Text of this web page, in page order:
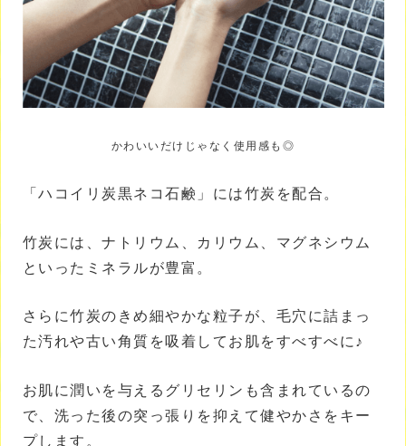
かわいいだけじゃなく使用感も◎
「ハコイリ炭黒ネコ石鹸」には竹炭を配合。
竹炭には、ナトリウム、カリウム、マグネシウム
といったミネラルが豊富。
さらに竹炭のきめ細やかな粒子が、毛穴に詰まっ
た汚れや古い角質を吸着してお肌をすべすべに♪
お肌に潤いを与えるグリセリンも含まれているの
で、洗った後の突っ張りを抑えて健やかさをキー
プします。